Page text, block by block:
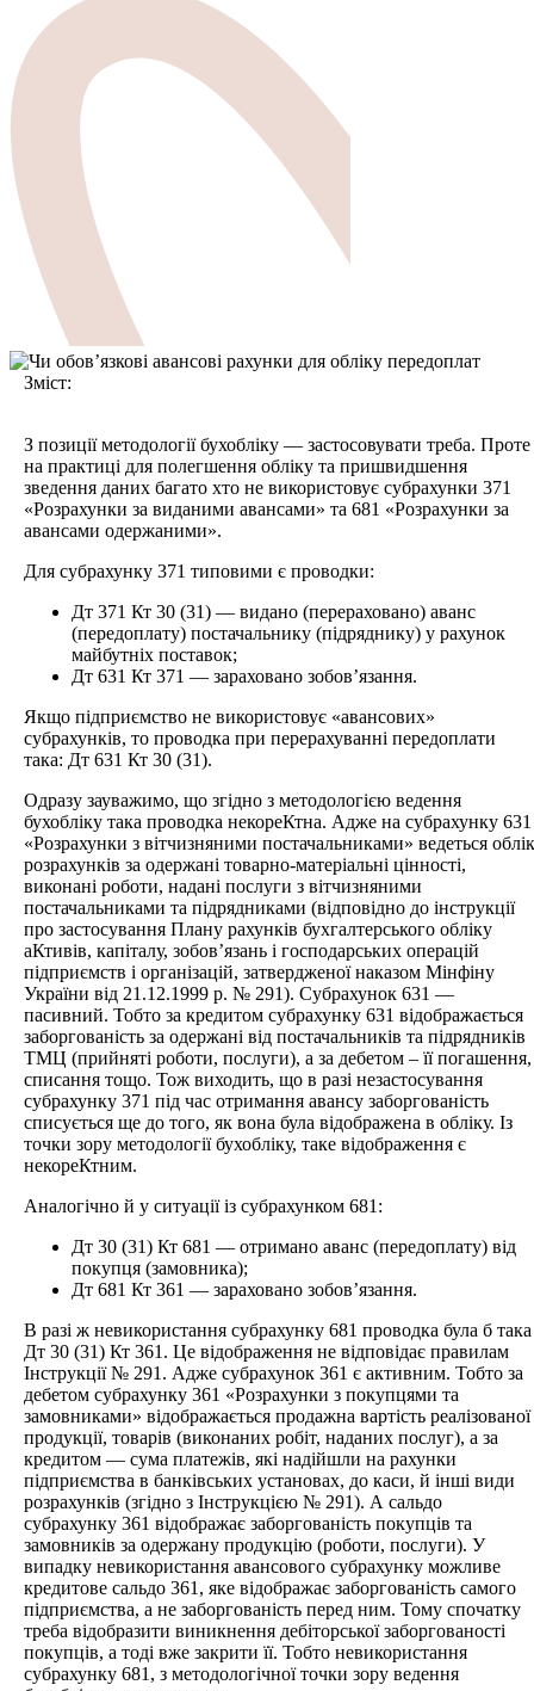
Зміст:
З позиції методології бухобліку — застосовувати треба. Проте
на практиці для полегшення обліку та пришвидшення
зведення даних багато хто не використовує субрахунки 371
«Розрахунки за виданими авансами» та 681 «Розрахунки за
авансами одержаними».
Для субрахунку 371 типовими є проводки:
Дт 371 Кт 30 (31) — видано (перераховано) аванс
(передоплату) постачальнику (підряднику) у рахунок
майбутніх поставок;
Дт 631 Кт 371 — зараховано зобов’язання.
Якщо підприємство не використовує «авансових»
субрахунків, то проводка при перерахуванні передоплати
така: Дт 631 Кт 30 (31).
Одразу зауважимо, що згідно з методологією ведення
бухобліку така проводка некореКтна. Адже на субрахунку 631
«Розрахунки з вітчизняними постачальниками» ведеться облік
розрахунків за одержані товарно-матеріальні цінності,
виконані роботи, надані послуги з вітчизняними
постачальниками та підрядниками (відповідно до інструкції
про застосування Плану рахунків бухгалтерського обліку
аКтивів, капіталу, зобов’язань і господарських операцій
підприємств і організацій, затвердженої наказом Мінфіну
України від 21.12.1999 р. № 291). Субрахунок 631 —
пасивний. Тобто за кредитом субрахунку 631 відображається
заборгованість за одержані від постачальників та підрядників
ТМЦ (прийняті роботи, послуги), а за дебетом – її погашення,
списання тощо. Тож виходить, що в разі незастосування
субрахунку 371 під час отримання авансу заборгованість
списується ще до того, як вона була відображена в обліку. Із
точки зору методології бухобліку, таке відображення є
некореКтним.
Аналогічно й у ситуації із субрахунком 681:
Дт 30 (31) Кт 681 — отримано аванс (передоплату) від
покупця (замовника);
Дт 681 Кт 361 — зараховано зобов’язання.
В разі ж невикористання субрахунку 681 проводка була б така
Дт 30 (31) Кт 361. Це відображення не відповідає правилам
Інструкції № 291. Адже субрахунок 361 є активним. Тобто за
дебетом субрахунку 361 «Розрахунки з покупцями та
замовниками» відображається продажна вартість реалізованої
продукції, товарів (виконаних робіт, наданих послуг), а за
кредитом — сума платежів, які надійшли на рахунки
підприємства в банківських установах, до каси, й інші види
розрахунків (згідно з Інструкцією № 291). А сальдо
субрахунку 361 відображає заборгованість покупців та
замовників за одержану продукцію (роботи, послуги). У
випадку невикористання авансового субрахунку можливе
кредитове сальдо 361, яке відображає заборгованість самого
підприємства, а не заборгованість перед ним. Тому спочатку
треба відобразити виникнення дебіторської заборгованості
покупців, а тоді вже закрити її. Тобто невикористання
субрахунку 681, з методологічної точки зору ведення